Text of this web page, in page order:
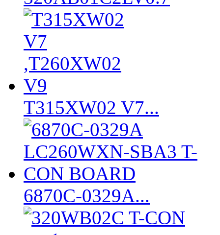
T315XW02 V7...
6870C-0329A...